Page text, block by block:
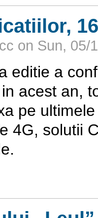
on Sun, 05/
editie a
acest an,
pe
4G, solutii